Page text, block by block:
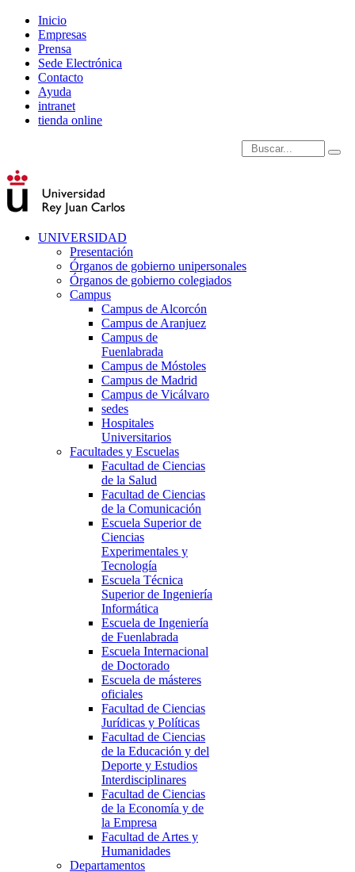
Inicio
Empresas
Prensa
Sede Electrónica
Contacto
Ayuda
intranet
tienda online
Introduce términos de
UNIVERSIDAD
Presentación
Órganos de gobierno unipersonales
Órganos de gobierno colegiados
Campus
Campus de Alcorcón
Campus de Aranjuez
Campus de
Fuenlabrada
Campus de Móstoles
Campus de Madrid
Campus de Vicálvaro
sedes
Hospitales
Universitarios
Facultades y Escuelas
Facultad de Ciencias
de la Salud
Facultad de Ciencias
de la Comunicación
Escuela Superior de
Ciencias
Experimentales y
Tecnología
Escuela Técnica
Superior de Ingeniería
Informática
Escuela de Ingeniería
de Fuenlabrada
Escuela Internacional
de Doctorado
Escuela de másteres
oficiales
Facultad de Ciencias
Jurídicas y Políticas
Facultad de Ciencias
de la Educación y del
Deporte y Estudios
Interdisciplinares
Facultad de Ciencias
de la Economía y de
la Empresa
Facultad de Artes y
Humanidades
Departamentos